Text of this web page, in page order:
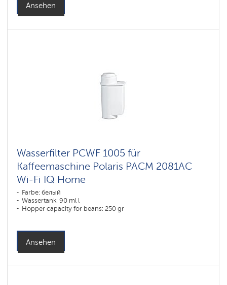
Ansehen
Wasserfilter PCWF 1005 für
Kaffeemaschine Polaris PACM 2081AC
Wi-Fi IQ Home
Farbe: белый
Wassertank: 90 ml l
Hopper capacity for beans: 250 gr
Ansehen